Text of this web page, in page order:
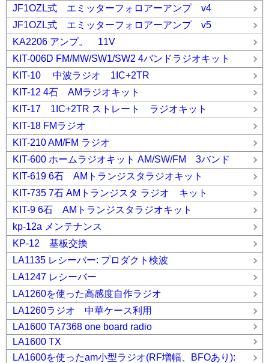
JF1OZL式 エミッターフォロアーアンプ v4
JF1OZL式 エミッターフォロアーアンプ v5
KA2206 アンプ。 11V
KIT-006D FM/MW/SW1/SW2 4バンドラジオキット
KIT-10 中波ラジオ 1IC+2TR
KIT-12 4石 AMラジオキット
KIT-17 1IC+2TR ストレート ラジオキット
KIT-18 FMラジオ
KIT-210 AM/FM ラジオ
KIT-600 ホームラジオキット AM/SW/FM 3バンド
KIT-619 6石 AMトランジスタラジオキット
KIT-735 7石 AMトランジスタ ラジオ キット
KIT-9 6石 AMトランジスタラジオキット
kp-12a メンテナンス
KP-12 基板交換
LA1135 レシーバー: プロダクト検波
LA1247 レシーバー
LA1260を使った高感度自作ラジオ
LA1260ラジオ 中華ケース利用
LA1600 TA7368 one board radio
LA1600 TX
LA1600を使ったam小型ラジオ(RF増幅、BFOあり):